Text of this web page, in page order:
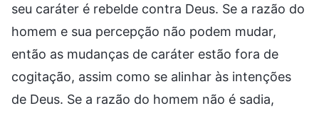
seu caráter é rebelde contra Deus. Se a razão do
homem e sua percepção não podem mudar,
então as mudanças de caráter estão fora de
cogitação, assim como se alinhar às intenções
de Deus. Se a razão do homem não é sadia,